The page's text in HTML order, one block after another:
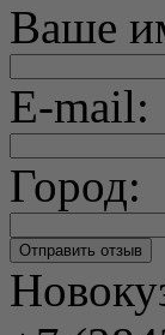
Ваше
E-mail:
Город: